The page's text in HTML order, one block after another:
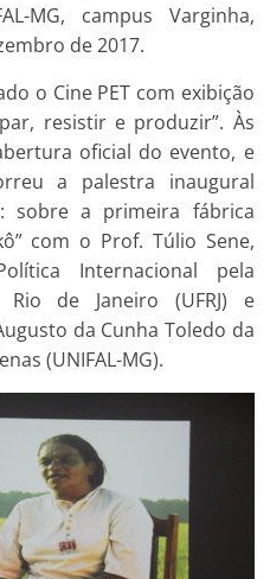
MG, campus Varginha,
de 2017.
o Cine PET com exibição
resistir e produzir”. Às
oficial do evento, e
a palestra inaugural
sobre a primeira fábrica
com o Prof. Túlio Sene,
Internacional pela
de Janeiro (UFRJ) e
da Cunha Toledo da
(UNIFAL-MG).